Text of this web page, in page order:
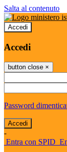
Salta al contenuto
Accedi
Accedi
button close ×
Password
-
Entra con SPID